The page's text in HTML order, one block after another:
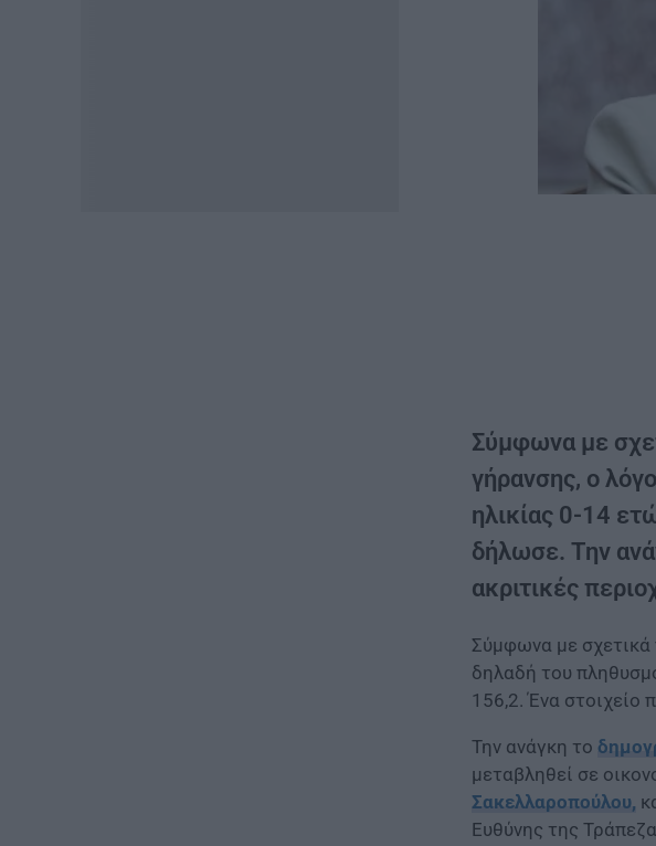
Σύμφωνα με
γήρανσης, ο
ηλικίας 0-14
δήλωσε. Την
ακριτικές
Σύμφωνα με σχετικά
δηλαδή του
156,2. Ένα στοιχείο
Την ανάγκη το
μεταβληθεί σε
Σακελλαροπούλου,
Ευθύνης της